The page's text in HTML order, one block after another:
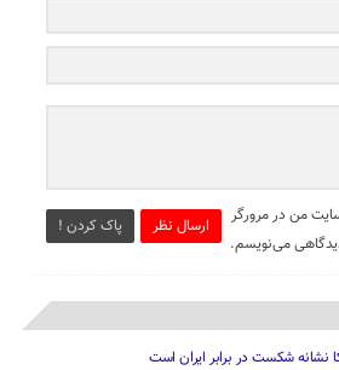
ارسال نظر پاک کردن !
من در مرورگر
دیدگاهی می‌نویسم.
نشانه شکست در برابر ایران است